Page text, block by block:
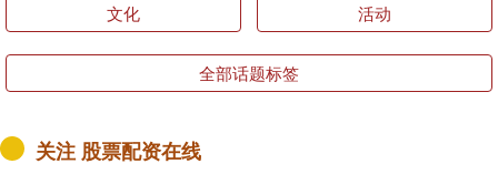
文化 活动
全部话题标签
关注 股票配资在线